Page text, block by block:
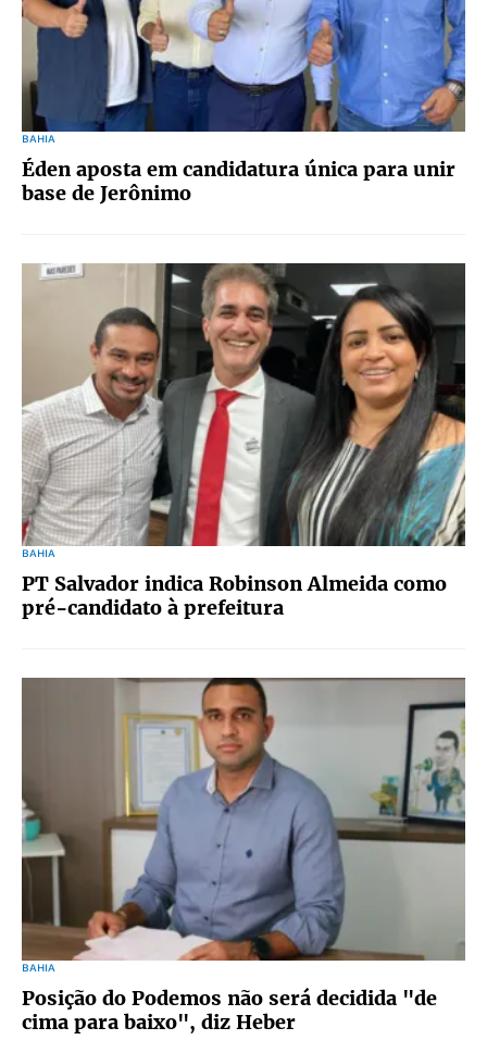
BAHIA
Éden aposta em candidatura única para unir
base de Jerônimo
BAHIA
PT Salvador indica Robinson Almeida como
pré-candidato à prefeitura
BAHIA
Posição do Podemos não será decidida "de
cima para baixo", diz Heber